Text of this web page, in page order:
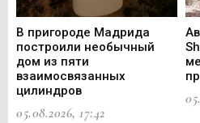
В пригороде Мадрида
построили необычный
дом из пяти
взаимосвязанных
цилиндров
05.08.2026, 17:42